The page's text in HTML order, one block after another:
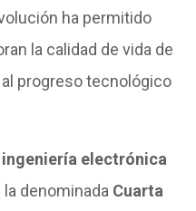
ha permitido
la calidad de vida de
progreso tecnológico
ingeniería electrónica
denominada Cuarta